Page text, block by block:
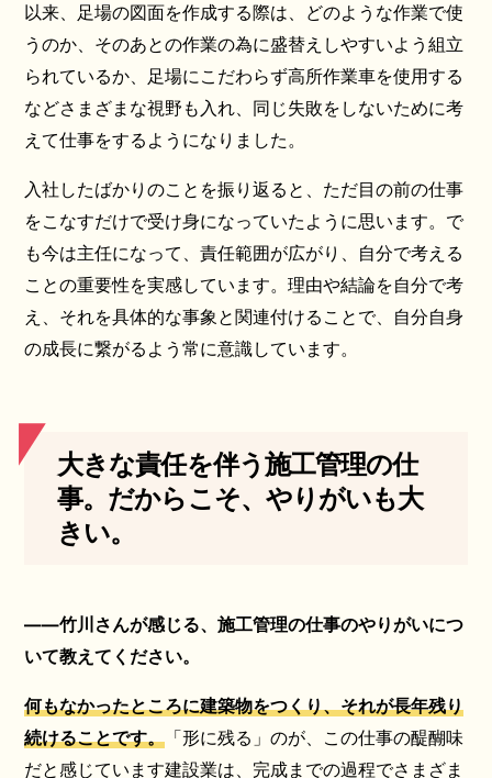
以来、足場の図面を作成する際は、どのような作業で使
うのか、そのあとの作業の為に盛替えしやすいよう組立
られているか、足場にこだわらず高所作業車を使用する
などさまざまな視野も入れ、同じ失敗をしないために考
えて仕事をするようになりました。
入社したばかりのことを振り返ると、ただ目の前の仕事
をこなすだけで受け身になっていたように思います。で
も今は主任になって、責任範囲が広がり、自分で考える
ことの重要性を実感しています。理由や結論を自分で考
え、それを具体的な事象と関連付けることで、自分自身
の成長に繋がるよう常に意識しています。
大きな責任を伴う施工管理の仕
事。だからこそ、やりがいも大
きい。
――竹川さんが感じる、施工管理の仕事のやりがいにつ
いて教えてください。
何もなかったところに建築物をつくり、それが長年残り
続けることです。 「形に残る」のが、この仕事の醍醐味
だと感じています建設業は、完成までの過程でさまざま